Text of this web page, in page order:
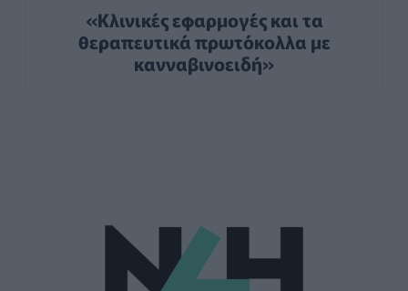
«Kλινικές εφαρμογές και τα
θεραπευτικά πρωτόκολλα με
κανναβινοειδή»